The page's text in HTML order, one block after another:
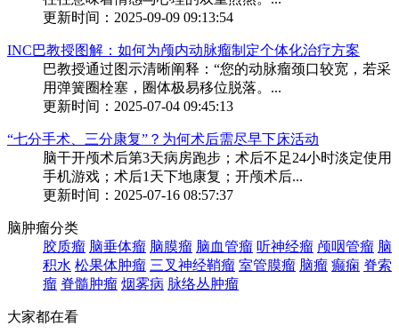
更新时间：2025-09-09 09:13:54
INC巴教授图解：如何为颅内动脉瘤制定个体化治疗方案
巴教授通过图示清晰阐释：“您的动脉瘤颈口较宽，若采
用弹簧圈栓塞，圈体极易移位脱落。...
更新时间：2025-07-04 09:45:13
“七分手术、三分康复”？为何术后需尽早下床活动
脑干开颅术后第3天病房跑步；术后不足24小时淡定使用
手机游戏；术后1天下地康复；开颅术后...
更新时间：2025-07-16 08:57:37
脑肿瘤分类
胶质瘤 脑垂体瘤 脑膜瘤 脑血管瘤 听神经瘤 颅咽管瘤 脑
积水 松果体肿瘤 三叉神经鞘瘤 室管膜瘤 脑瘤 癫痫 脊索
瘤 脊髓肿瘤 烟雾病 脉络丛肿瘤
大家都在看